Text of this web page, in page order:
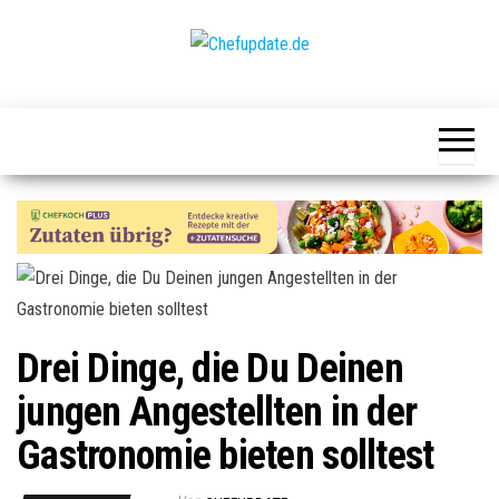
Drei Dinge, die Du Deinen
jungen Angestellten in der
Gastronomie bieten solltest